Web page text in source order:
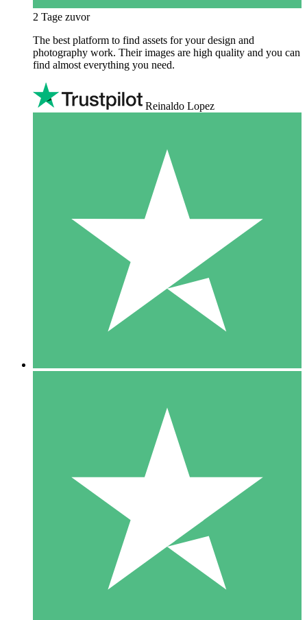
2 Tage zuvor
The best platform to find assets for your design and
photography work. Their images are high quality and you can
find almost everything you need.
Reinaldo Lopez